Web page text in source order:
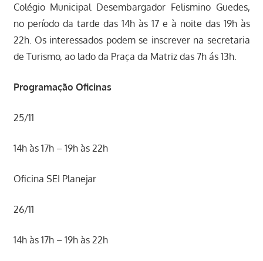
Colégio Municipal Desembargador Felismino Guedes,
no período da tarde das 14h às 17 e à noite das 19h às
22h. Os interessados podem se inscrever na secretaria
de Turismo, ao lado da Praça da Matriz das 7h ás 13h.
Programação Oficinas
25/11
14h às 17h – 19h às 22h
Oficina SEI Planejar
26/11
14h às 17h – 19h às 22h